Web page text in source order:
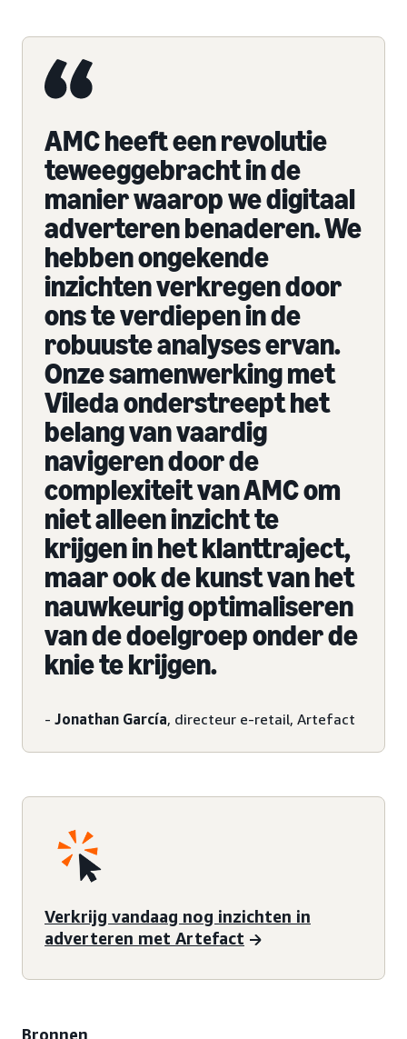
AMC heeft een revolutie
teweeggebracht in de
manier waarop we digitaal
adverteren benaderen. We
hebben ongekende
inzichten verkregen door
ons te verdiepen in de
robuuste analyses ervan.
Onze samenwerking met
Vileda onderstreept het
belang van vaardig
navigeren door de
complexiteit van AMC om
niet alleen inzicht te
krijgen in het klanttraject,
maar ook de kunst van het
nauwkeurig optimaliseren
van de doelgroep onder de
knie te krijgen.
- Jonathan García, directeur e-retail, Artefact
Verkrijg vandaag nog inzichten in
adverteren met Artefact
Bronnen